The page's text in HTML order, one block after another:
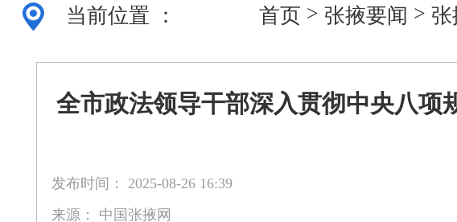
当前位置 ： 首页 > 张掖要闻 > 张
全市政法领导干部深入贯彻中央八项
发布时间： 2025-08-26 16:39
来源： 中国张掖网